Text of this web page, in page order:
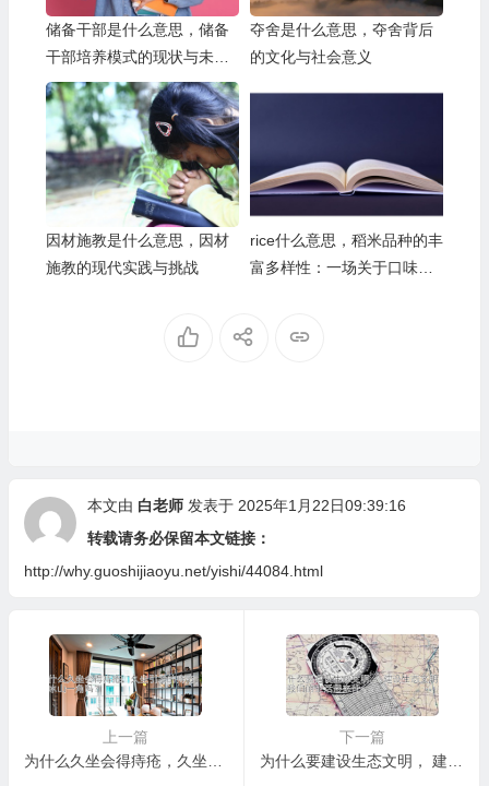
储备干部是什么意思，储备
干部培养模式的现状与未来
展望
夺舍是什么意思，夺舍背后
的文化与社会意义
因材施教是什么意思，因材
施教的现代实践与挑战
rice什么意思，稻米品种的丰
富多样性：一场关于口味和
本文由 白老师发表于 2025年1月22日09:39:16
转载请务必保留本文链接：
http://why.guoshijiaoyu.net/yishi/44084.html
上一篇
为什么久坐会得痔疮，久坐引发的痔疮，只是冰山一角吗？
下一篇
为什么要建设生态文明， 建设生态文明会给我们的生活带来什么？